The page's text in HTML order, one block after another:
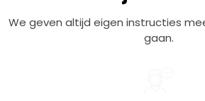
We geven altijd eigen instructies
gaan.